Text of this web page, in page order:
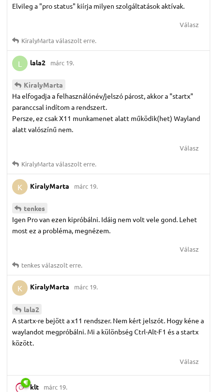
Elvileg a "pro status" kiírja milyen szolgáltatások aktívak.
Válasz
KiralyMarta válaszolt erre.
L lala2 márc 19.
KiralyMarta
Ha elfogadja a felhasználónév/jelszó párost, akkor a "startx"
paranccsal indítom a rendszert.
Persze, ez csak X11 munkamenet alatt működik(het) Wayland
alatt valószínű nem.
Válasz
KiralyMarta válaszolt erre.
K KiralyMarta márc 19.
tenkes
Igen Pro van ezen kipróbálni. Idáig nem volt vele gond. Lehet
most ez a probléma, megnézem.
Válasz
tenkesválaszolt erre.
K KiralyMarta márc 19.
lala2
A startx-re bejött a x11 rendszer. Nem kért jelszót. Hogy kéne a
waylandot megpróbálni. Mi a különbség Ctrl-Alt-F1 és a startx
között.
Válasz
klt márc 19.